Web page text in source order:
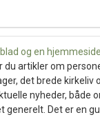
og en
du artikler om
det brede kirkeliv
nyheder, både
generelt. Det er en